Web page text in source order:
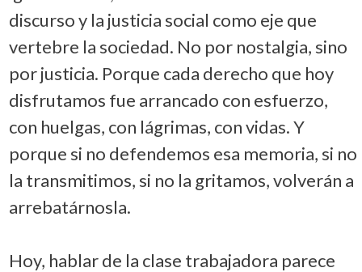
discurso y la justicia social como eje que
vertebre la sociedad. No por nostalgia, sino
por justicia. Porque cada derecho que hoy
disfrutamos fue arrancado con esfuerzo,
con huelgas, con lágrimas, con vidas. Y
porque si no defendemos esa memoria, si no
la transmitimos, si no la gritamos, volverán a
arrebatárnosla.
Hoy, hablar de la clase trabajadora parece